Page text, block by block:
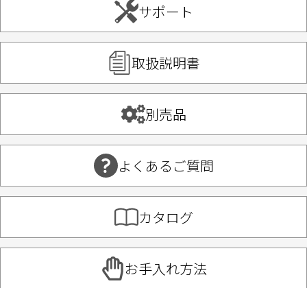
サポート
取扱説明書
別売品
よくあるご質問
カタログ
お手入れ方法